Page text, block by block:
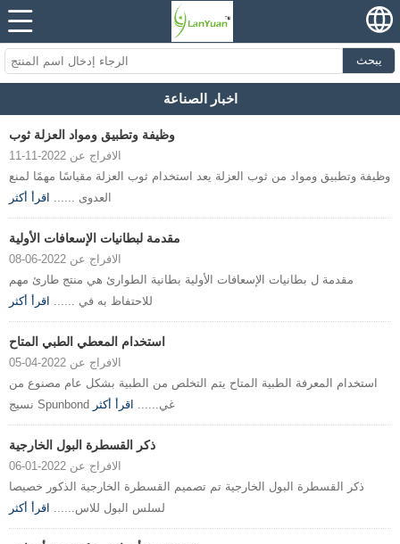
يبحث
اخبار الصناعة
وظيفة وتطبيق ومواد العزلة ثوب
الافراج عن 2022-11-11
وظيفة وتطبيق ومواد من ثوب العزلة يعد استخدام ثوب العزلة مقياسًا مهمًا لمنع
العدوى ...... اقرأ أكثر
مقدمة لبطانيات الإسعافات الأولية
الافراج عن 2022-06-08
مقدمة ل بطانيات الإسعافات الأولية بطانية الطوارئ هي منتج طارئ مهم
للاحتفاظ به في ...... اقرأ أكثر
استخدام المعطي الطبي المتاح
الافراج عن 2022-04-05
استخدام المعرفة الطبية المتاح يتم التخلص من الطبية بشكل عام مصنوع من
نسيج Spunbond غي...... اقرأ أكثر
ذكر القسطرة البول الخارجية
الافراج عن 2022-01-06
ذكر القسطرة البول الخارجية تم تصميم القسطرة الخارجية الذكور خصيصا
لسلس البول للاس...... اقرأ أكثر